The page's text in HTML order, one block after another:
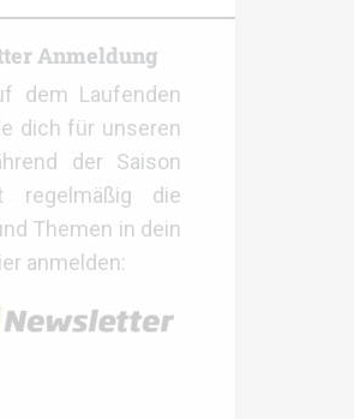
Anmeldung
dem Laufenden
dich für unseren
der Saison
regelmäßig die
Themen in dein
anmelden: